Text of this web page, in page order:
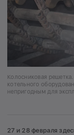
Колосниковая
котельного
непригодным для
27 и 28 февраля